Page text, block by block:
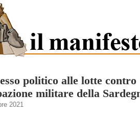
politico alle lotte contro
militare della
2021